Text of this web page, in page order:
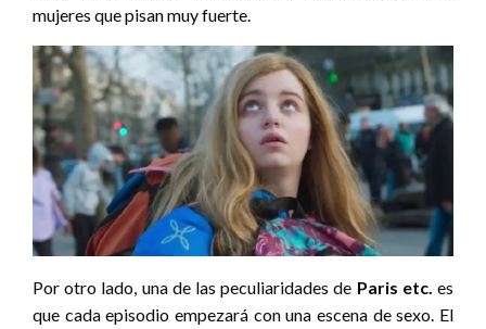
mujeres que pisan muy fuerte.
Por otro lado, una de las peculiaridades de Paris etc. es
que cada episodio empezará con una escena de sexo. El